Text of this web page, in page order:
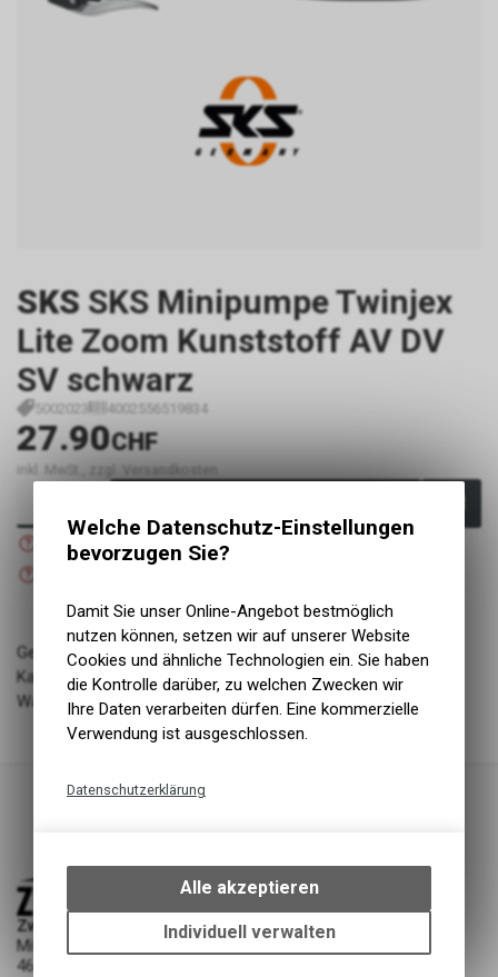
SKS SKS Minipumpe Twinjex
Lite Zoom Kunststoff AV DV
SV schwarz
5002023 4002556519834
27.90CHF
inkl. MwSt., zzgl. Versandkosten
Nicht verfügbar
Versand
Geschlecht: uni
Kategorie: accessories
Warengruppe: Zubehör
Zweiradliebe GmbH
Mittelgäustrasse 53
4616 Kappel SO
Welche Datenschutz-Einstellungen
bevorzugen Sie?
Damit Sie unser Online-Angebot bestmöglich
nutzen können, setzen wir auf unserer Website
Cookies und ähnliche Technologien ein. Sie haben
die Kontrolle darüber, zu welchen Zwecken wir
Ihre Daten verarbeiten dürfen. Eine kommerzielle
Verwendung ist ausgeschlossen.
Datenschutzerklärung
bestimmte Interaktionen und
Einstellungen auf Ihrem Gerät,
um die grundlegenden
Funktionen unseres Online-
Alle akzeptieren
Individuell verwalten